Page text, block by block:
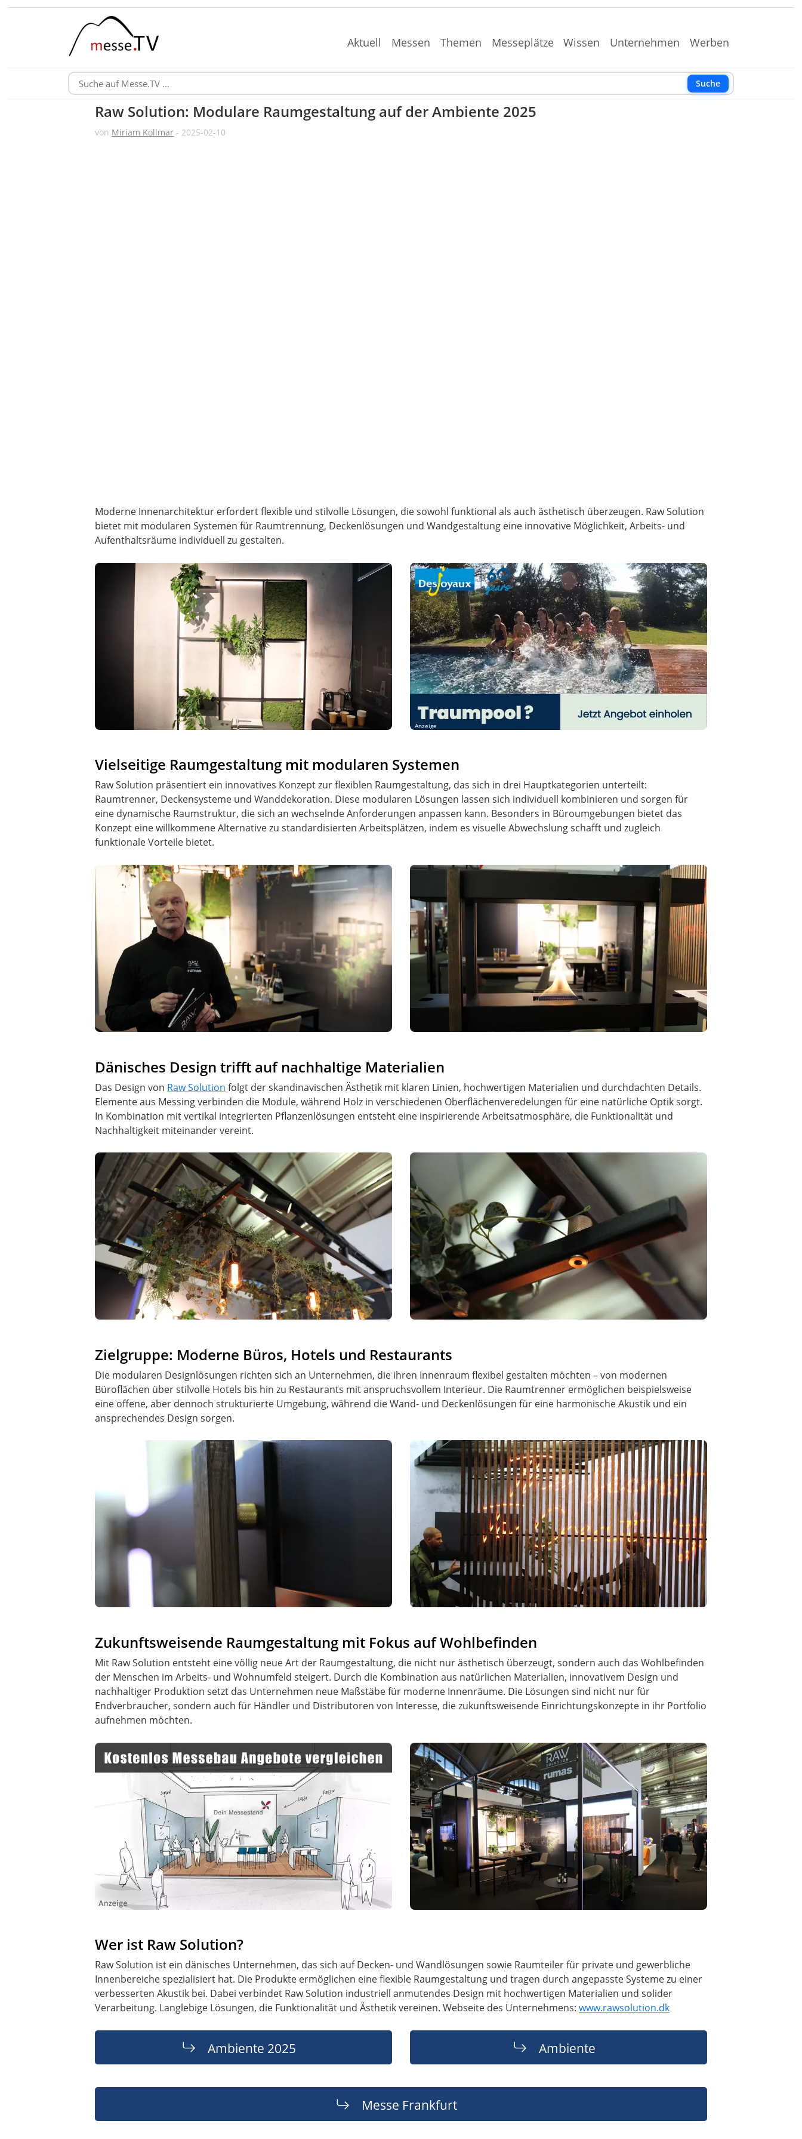
Aktuell Messen Themen Messeplätze Wissen Unternehmen Werben
Suche
Raw Solution: Modulare Raumgestaltung auf der Ambiente 2025
von Miriam Kollmar - 2025-02-10
Moderne Innenarchitektur erfordert flexible und stilvolle Lösungen, die sowohl funktional als auch ästhetisch überzeugen. Raw Solution
bietet mit modularen Systemen für Raumtrennung, Deckenlösungen und Wandgestaltung eine innovative Möglichkeit, Arbeits- und
Aufenthaltsräume individuell zu gestalten.
Anzeige
Vielseitige Raumgestaltung mit modularen Systemen
Raw Solution präsentiert ein innovatives Konzept zur flexiblen Raumgestaltung, das sich in drei Hauptkategorien unterteilt:
Raumtrenner, Deckensysteme und Wanddekoration. Diese modularen Lösungen lassen sich individuell kombinieren und sorgen für
eine dynamische Raumstruktur, die sich an wechselnde Anforderungen anpassen kann. Besonders in Büroumgebungen bietet das
Konzept eine willkommene Alternative zu standardisierten Arbeitsplätzen, indem es visuelle Abwechslung schafft und zugleich
funktionale Vorteile bietet.
Dänisches Design trifft auf nachhaltige Materialien
Das Design von Raw Solution folgt der skandinavischen Ästhetik mit klaren Linien, hochwertigen Materialien und durchdachten Details.
Elemente aus Messing verbinden die Module, während Holz in verschiedenen Oberflächenveredelungen für eine natürliche Optik sorgt.
In Kombination mit vertikal integrierten Pflanzenlösungen entsteht eine inspirierende Arbeitsatmosphäre, die Funktionalität und
Nachhaltigkeit miteinander vereint.
Zielgruppe: Moderne Büros, Hotels und Restaurants
Die modularen Designlösungen richten sich an Unternehmen, die ihren Innenraum flexibel gestalten möchten – von modernen
Büroflächen über stilvolle Hotels bis hin zu Restaurants mit anspruchsvollem Interieur. Die Raumtrenner ermöglichen beispielsweise
eine offene, aber dennoch strukturierte Umgebung, während die Wand- und Deckenlösungen für eine harmonische Akustik und ein
ansprechendes Design sorgen.
Zukunftsweisende Raumgestaltung mit Fokus auf Wohlbefinden
Mit Raw Solution entsteht eine völlig neue Art der Raumgestaltung, die nicht nur ästhetisch überzeugt, sondern auch das Wohlbefinden
der Menschen im Arbeits- und Wohnumfeld steigert. Durch die Kombination aus natürlichen Materialien, innovativem Design und
nachhaltiger Produktion setzt das Unternehmen neue Maßstäbe für moderne Innenräume. Die Lösungen sind nicht nur für
Endverbraucher, sondern auch für Händler und Distributoren von Interesse, die zukunftsweisende Einrichtungskonzepte in ihr Portfolio
aufnehmen möchten.
Wer ist Raw Solution?
Raw Solution ist ein dänisches Unternehmen, das sich auf Decken- und Wandlösungen sowie Raumteiler für private und gewerbliche
Innenbereiche spezialisiert hat. Die Produkte ermöglichen eine flexible Raumgestaltung und tragen durch angepasste Systeme zu einer
verbesserten Akustik bei. Dabei verbindet Raw Solution industriell anmutendes Design mit hochwertigen Materialien und solider
Verarbeitung. Langlebige Lösungen, die Funktionalität und Ästhetik vereinen. Webseite des Unternehmens:www.rawsolution.dk
Ambiente 2025 Ambiente
Messe Frankfurt